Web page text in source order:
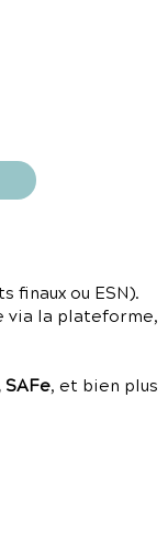
finaux ou ESN).
via la plateforme,
, et bien plus